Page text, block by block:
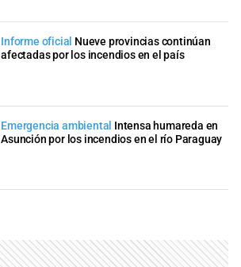
Informe oficial Nueve provincias continúan
afectadas por los incendios en el país
Emergencia ambiental Intensa humareda en
Asunción por los incendios en el río Paraguay